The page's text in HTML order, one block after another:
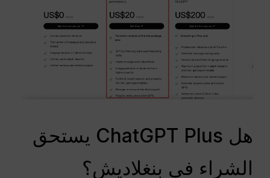
هل ChatGPT Plus يستحق
الشراء في بنغلاديش؟